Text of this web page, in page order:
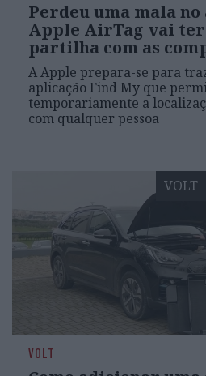
Perdeu uma mala
Apple AirTag vai ter
partilha com as
A Apple prepara-se para
aplicação Find My que
temporariamente a
com qualquer pessoa
VOLT
VOLT